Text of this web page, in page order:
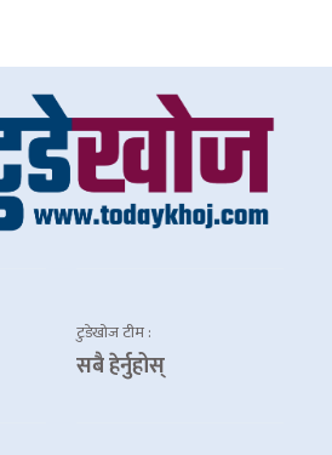
टुडेखोज टीम :
सबै हेर्नुहोस्